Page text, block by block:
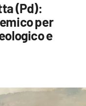
(Pd):
per
e